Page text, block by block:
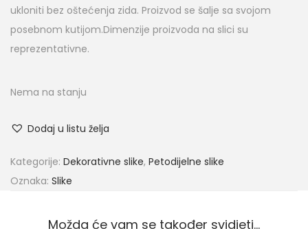
ukloniti bez oštećenja zida. Proizvod se šalje sa svojom
posebnom kutijom.Dimenzije proizvoda na slici su
reprezentativne.
Nema na stanju
Dodaj u listu želja
Kategorije: Dekorativne slike, Petodijelne slike
Oznaka: Slike
Možda će vam se također svidjeti…